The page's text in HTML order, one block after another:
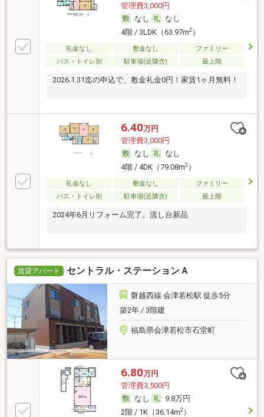
管理費3,000円
なし
なし
4階 / 3LDK（63.97m2）
礼金なし 敷金なし
ファミリー
バス・トイレ別
駐車場(近隣含) 最上階
2026.1.31迄の申込で、敷金礼金0円！家賃1ヶ月無料！
6.40万円
管理費3,000円
なし
なし
4階 / 4DK（79.08m2）
礼金なし 敷金なし
ファミリー
バス・トイレ別
駐車場(近隣含) 最上階
2024年6月リフォーム完了。流し台新品
賃貸アパート セントラル・ステーションＡ
磐越西線 会津若松駅 徒歩5分
築2年 / 3階建
福島県会津若松市石堂町
6.80万円
管理費3,500円
なし
9.8万円
2階 / 1K（36.14m2）